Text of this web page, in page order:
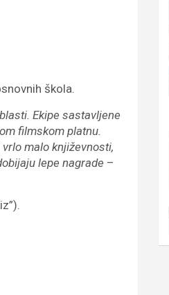
škola.
Ekipe sastavljene
filmskom platnu.
malo književnosti,
lepe nagrade –